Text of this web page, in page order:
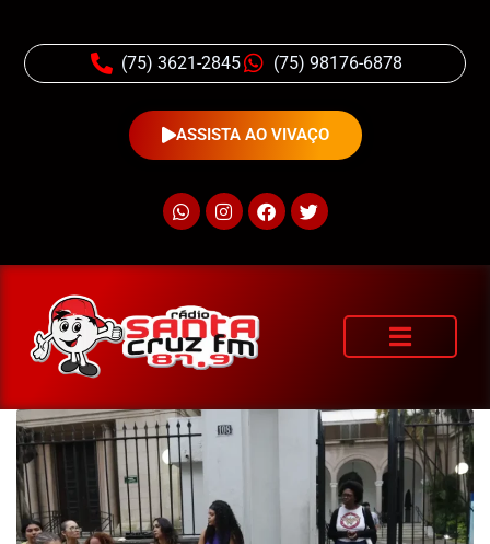
(75) 3621-2845 (75) 98176-6878
ASSISTA AO VIVAÇO